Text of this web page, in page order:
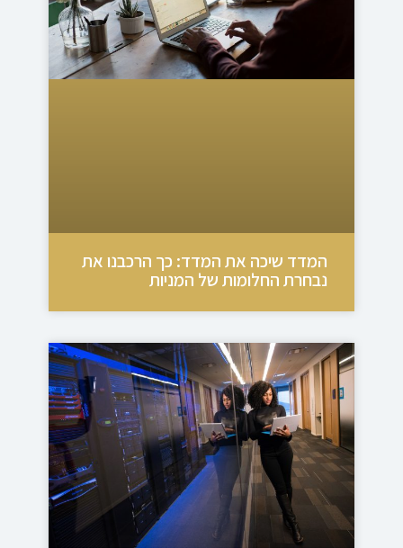
המדד שיכה את המדד: כך הרכבנו את
נבחרת החלומות של המניות